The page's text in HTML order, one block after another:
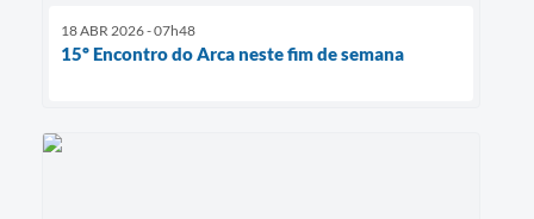
18 ABR 2026 - 07h48
15º Encontro do Arca neste fim de semana